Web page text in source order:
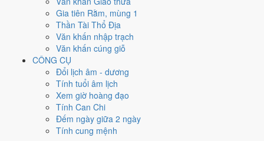
Gia tiên Rằm, mùng 1
Thần Tài Thổ Địa
Văn khấn nhập trạch
Văn khấn cúng giỗ
CÔNG CỤ
Đổi lịch âm - dương
Tính tuổi âm lịch
Xem giờ hoàng đạo
Tính Can Chi
Đếm ngày giữa 2 ngày
Tính cung mệnh
💧 Thủy
Bảng phân tích Can Chi năm Ất Mão
Chi tiết
Ý nghĩa
Mộc Dương Thiên Can Ất thuộc hành Mộc, là khí chủ đạo
của năm 2035.
MộcDương Địa Chi Mão thuộc hành Mộc; đặt cạnh Can Ất